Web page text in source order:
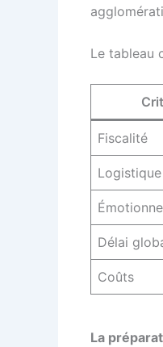
Le tableau
Fiscalité
Logistique
Délai
Coûts
La